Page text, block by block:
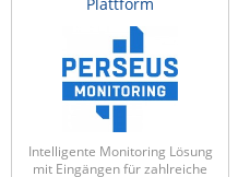
WATTECO
Yuasa
ZPE Systems
Intelligente Monitoring Lösung
mit Eingängen für zahlreiche